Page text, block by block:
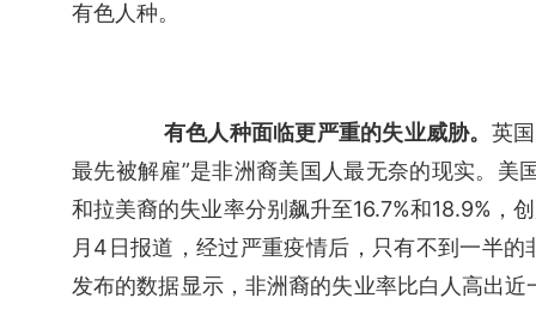
有色人种。
有色人种面临更严重的失业威胁。 英
最先被解雇”是非洲裔美国人最无奈的现实。
和拉美裔的失业率分别飙升至16.7%和18.9%，
月4日报道，经过严重疫情后，只有不到一半
发布的数据显示，非洲裔的失业率比白人高出